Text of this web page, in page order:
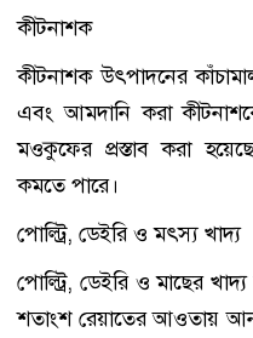
কীটনাশক
কীটনাশক উৎপাদনের
এবং আমদানি করা
মওকুফের প্রস্তাব করা
কমতে পারে।
পোল্ট্রি, ডেইরি ও মৎস্য খাদ্য
পোল্ট্রি, ডেইরি ও মাছের
শতাংশ রেয়াতের আওতায়